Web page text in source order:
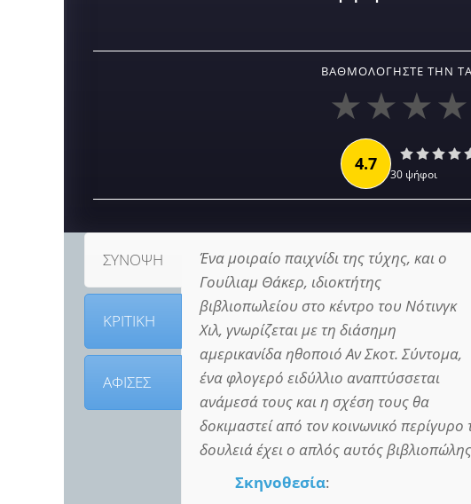
ΒΑΘΜΟΛΟΓΉΣΤΕ ΤΗΝ
4.7 30 ψήφοι
ΣΥΝΟΨΗ
ΚΡΙΤΙΚΗ
ΑΦΙΣΕΣ
Ένα μοιραίο παιχνίδι της τύχης, και ο
Γουίλιαμ Θάκερ, ιδιοκτήτης
βιβλιοπωλείου στο κέντρο του Νότινγκ
Χιλ, γνωρίζεται με τη διάσημη
αμερικανίδα ηθοποιό Αν Σκοτ. Σύντομα,
ένα φλογερό ειδύλλιο αναπτύσσεται
ανάμεσά τους και η σχέση τους θα
δοκιμαστεί από τον κοινωνικό
δουλειά έχει ο απλός αυτός
Σκηνοθεσία: